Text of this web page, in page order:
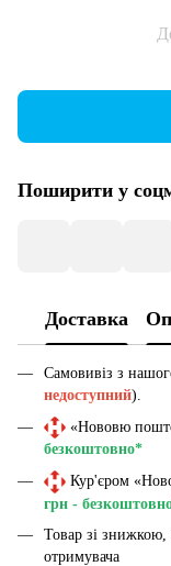
Поширити у
Доставка
Самовивіз з
недоступний).
«Нововю
безкоштовно*
Кур'єром
грн -
Товар зі знижкою,
отримувача